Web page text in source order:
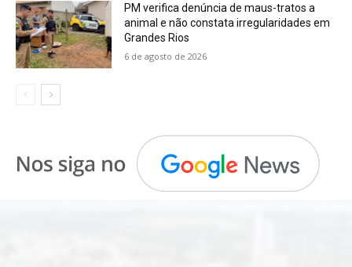
PM verifica denúncia de maus-tratos a
animal e não constata irregularidades em
Grandes Rios
6 de agosto de 2026